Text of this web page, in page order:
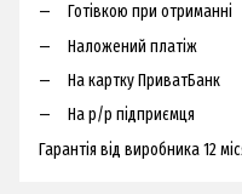
Готівкою при отриманні
Наложений платіж
На картку ПриватБанк
На р/р підприємця
Гарантія від виробника 12